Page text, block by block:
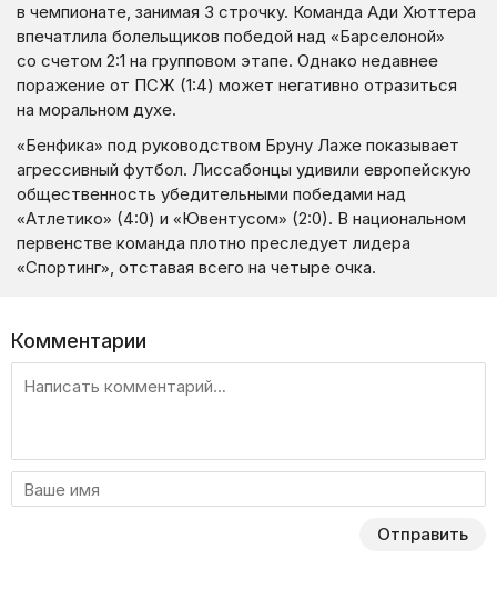
в чемпионате, занимая 3 строчку. Команда Ади Хюттера
впечатлила болельщиков победой над «Барселоной»
со счетом 2:1 на групповом этапе. Однако недавнее
поражение от ПСЖ (1:4) может негативно отразиться
на моральном духе.
«Бенфика» под руководством Бруну Лаже показывает
агрессивный футбол. Лиссабонцы удивили европейскую
общественность убедительными победами над
«Атлетико» (4:0) и «Ювентусом» (2:0). В национальном
первенстве команда плотно преследует лидера
«Спортинг», отставая всего на четыре очка.
Комментарии
Отправить